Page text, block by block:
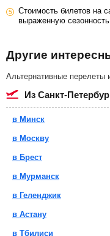
Стоимость билетов на
выраженную сезонность.
Другие
Альтернативные перелеты
из Санкт-
в Минск
в Москву
в Брест
в Мурманск
в Геленджик
в Астану
в Тбилиси